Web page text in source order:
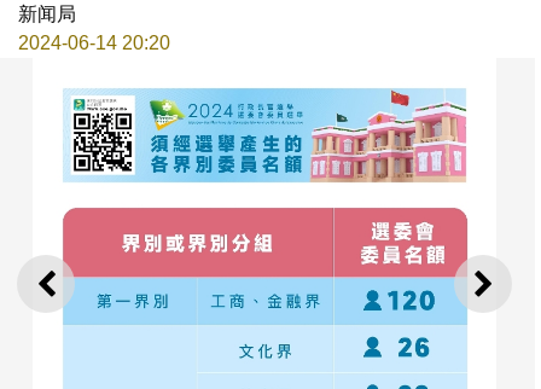
新闻局
2024-06-14 20:20
上一则 下一